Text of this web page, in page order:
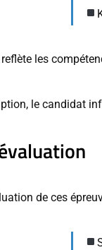
reflète les
le candidat
de ces